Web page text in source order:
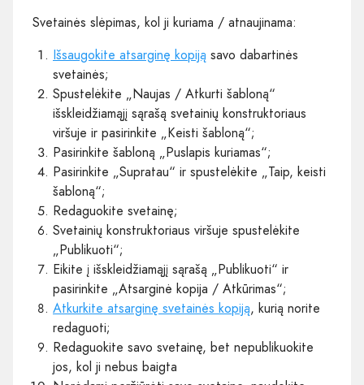
Svetainės slėpimas, kol ji kuriama / atnaujinama:
Išsaugokite atsarginę kopiją savo dabartinės
svetainės;
Spustelėkite „Naujas / Atkurti šabloną“
išskleidžiamąjį sąrašą svetainių konstruktoriaus
viršuje ir pasirinkite „Keisti šabloną“;
Pasirinkite šabloną „Puslapis kuriamas“;
Pasirinkite „Supratau“ ir spustelėkite „Taip, keisti
šabloną“;
Redaguokite svetainę;
Svetainių konstruktoriaus viršuje spustelėkite
„Publikuoti“;
Eikite į išskleidžiamąjį sąrašą „Publikuoti“ ir
pasirinkite „Atsarginė kopija / Atkūrimas“;
Atkurkite atsarginę svetainės kopiją, kurią norite
redaguoti;
Redaguokite savo svetainę, bet nepublikuokite
jos, kol ji nebus baigta